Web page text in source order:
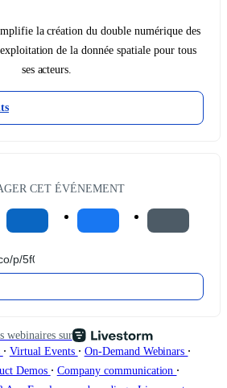
la création du double numérique des
de la donnée spatiale pour tous
ses acteurs.
CET ÉVÉNEMENT
webinaires sur
∙ Virtual Events ∙ On-Demand Webinars ∙
Demos ∙ Company communication ∙